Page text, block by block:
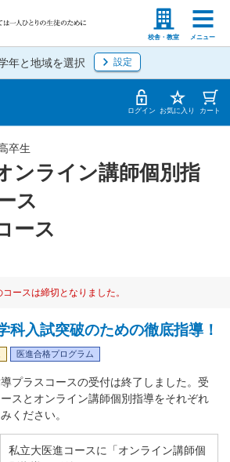
校舎・教室 メニュー
高等学校の先生
年と地域を選択 設定
法
のスケジュール ログイン お気に入り カート
ンライン講師個別指
ス
ース
卒生
コースは締切となりました。
科入試突破のための徹底指導！
医進合格プログラム
プラスコースの受付は終了しました。受
スとオンライン講師個別指導をそれぞれ
ください。
私立大医進コースに「オンライン講師個